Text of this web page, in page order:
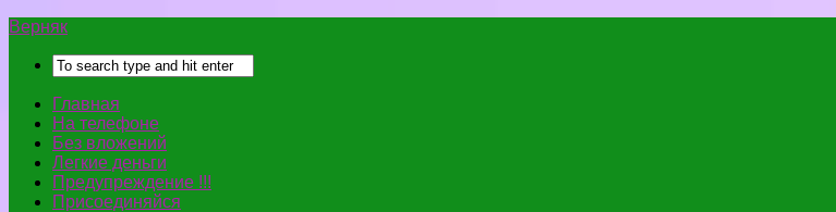
Верняк
Главная
На телефоне
Без вложений
Легкие деньги
Предупреждение !!!
Присоединяйся